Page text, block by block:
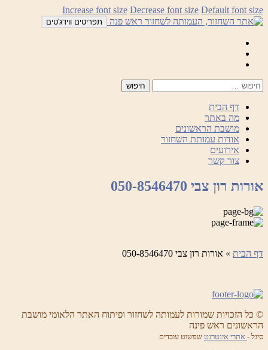
לדלג
לתוכן
Increase font size Decrease font size Default font size
תפריטים ווידג'טים
דף הבית
מה באתר
מושבת הראשונים
אודות עמותת השחזור
אירועים
צור קשר
אורות רון צבי 050-8546470
דף הבית » אורות רון צבי 050-8546470
© כל הזכויות שמורות לעמותה לשחזור ופיתוח האתר הלאומי מושבת
הראשונים ראש פינה
סיגל - אתרי אינטרנט שפשוט עובדים.